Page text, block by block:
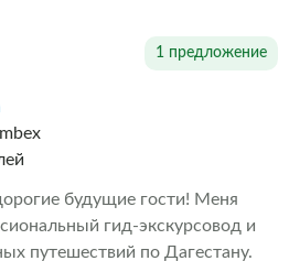
однодневные,
экскурсии и
гостей по удивительному
1 предложение
будущие гости! Меня
гид-экскурсовод и
путешествий по Дагестану.